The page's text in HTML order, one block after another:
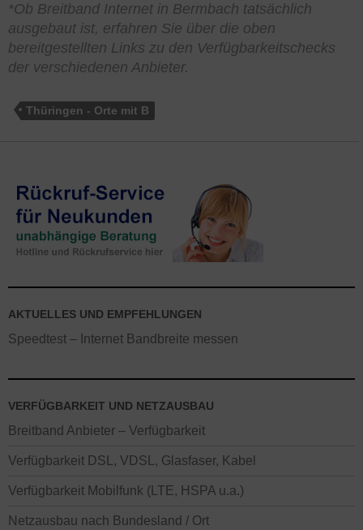
*Ob Breitband Internet in Bermbach tatsächlich
ausgebaut ist, erfahren Sie über die oben
bereitgestellten Links zu den Verfügbarkeitschecks
der verschiedenen Anbieter.
Thüringen - Orte mit B
AKTUELLES UND EMPFEHLUNGEN
Speedtest – Internet Bandbreite messen
VERFÜGBARKEIT UND NETZAUSBAU
Breitband Anbieter – Verfügbarkeit
Verfügbarkeit DSL, VDSL, Glasfaser, Kabel
Verfügbarkeit Mobilfunk (LTE, HSPA u.a.)
Netzausbau nach Bundesland / Ort